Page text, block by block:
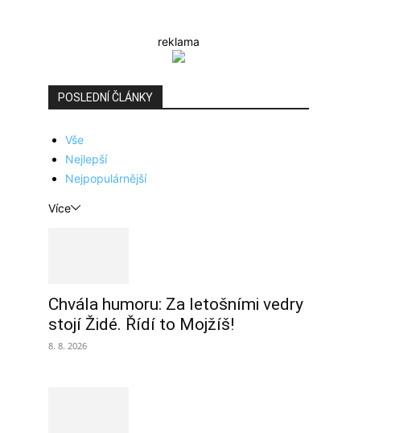
reklama
POSLEDNÍ ČLÁNKY
Vše
Nejlepší
Nejpopulárnější
Více
Chvála humoru: Za letošními vedry
stojí Židé. Řídí to Mojžíš!
8. 8. 2026